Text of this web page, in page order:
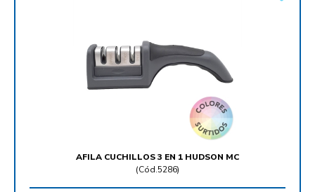
AFILA CUCHILLOS 3 EN 1 HUDSON MC
(Cód.5286)